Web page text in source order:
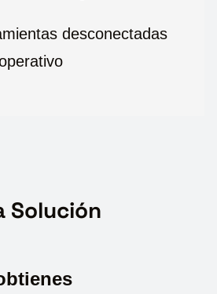
desconectadas
Solución